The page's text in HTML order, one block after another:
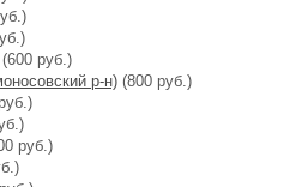
руб.)
р-н) (800 руб.)
руб.)